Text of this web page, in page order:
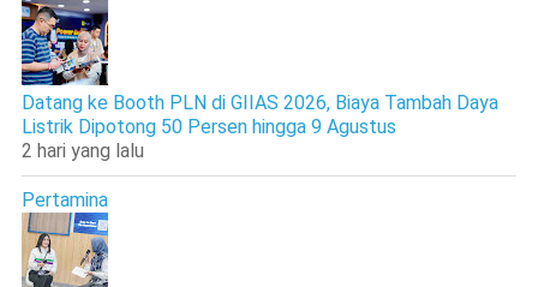
Datang ke Booth PLN di GIIAS 2026, Biaya Tambah Daya
Listrik Dipotong 50 Persen hingga 9 Agustus
2 hari yang lalu
Pertamina